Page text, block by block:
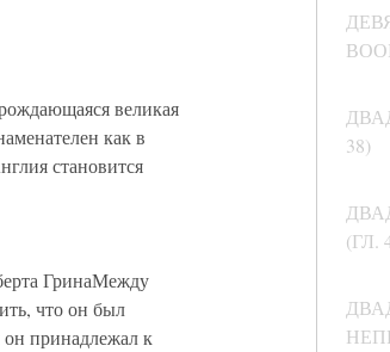
38)
(ГЛ.
великая
как в
становится
ГринаМежду
что он был
он принадлежал к